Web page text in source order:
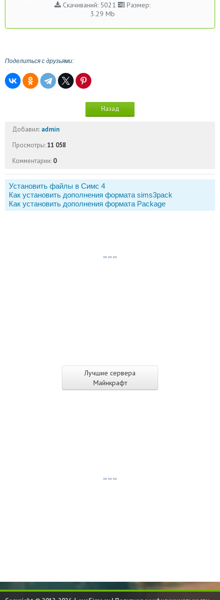
Лучшие сервера
Майнкрафт
Скачиваний: 5021
Размер:
3.29 Mb
Поделиться с друзьями:
Назад
Добавил: admin
Просмотры:11 058
Комментарии: 0
Установить файлы в Симс 4
Как установить дополнения формата sims3pack
Как установить дополнения формата Package